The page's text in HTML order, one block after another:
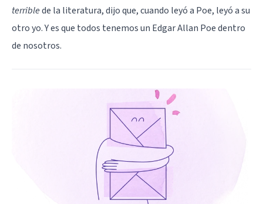
terriblede la literatura, dijo que, cuando leyó a Poe, leyó a su
otro yo. Y es que todos tenemos un Edgar Allan Poe dentro
de nosotros.